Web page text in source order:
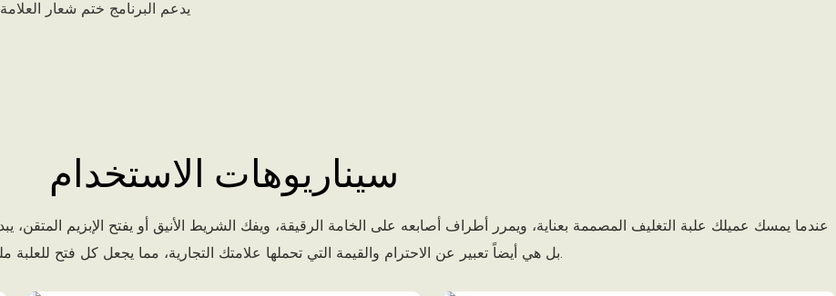
سيناريوهات الاستخدام
عندما يمسك عميلك علبة التغليف المصممة بعناية، ويمرر أطراف أصابعه على الخامة الرقيقة، ويفك الشريط الأنيق أو يفتح الإبزيم المتقن،